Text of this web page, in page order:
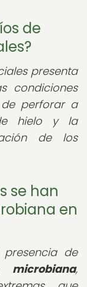
de
presenta
condiciones
perforar a
hielo y la
de los
se han
en
de
,